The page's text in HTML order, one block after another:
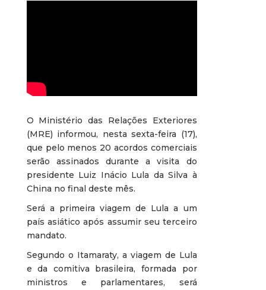
O Ministério das Relações Exteriores
(MRE) informou, nesta sexta-feira (17),
que pelo menos 20 acordos comerciais
serão assinados durante a visita do
presidente Luiz Inácio Lula da Silva à
China no final deste mês.
Será a primeira viagem de Lula a um
país asiático após assumir seu terceiro
mandato.
Segundo o Itamaraty, a viagem de Lula
e da comitiva brasileira, formada por
ministros e parlamentares, será